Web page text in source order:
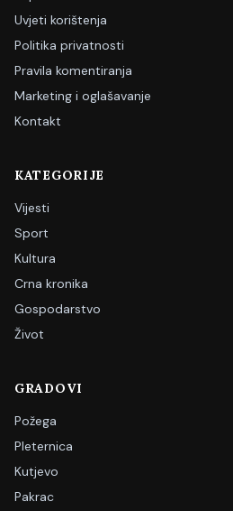
Uvjeti korištenja
Politika privatnosti
Pravila komentiranja
Marketing i oglašavanje
Kontakt
KATEGORIJE
Vijesti
Sport
Kultura
Crna kronika
Gospodarstvo
Život
GRADOVI
Požega
Pleternica
Kutjevo
Pakrac